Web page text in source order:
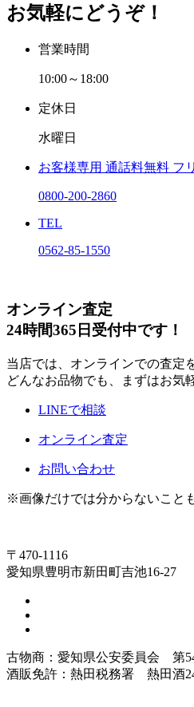
お気軽にどうぞ！
営業時間
10:00～18:00
定休日
水曜日
お客様専用 通話料無料 フ
0800-200-2860
TEL
0562-85-1550
オンライン査定
24時間365日受付中です！
当店では、オンラインでの査定
どんなお品物でも、まずはお気
LINEで相談
オンライン査定
お問い合わせ
※画像だけでは分からないこと
〒470-1116
愛知県豊明市新田町吉池16-27
古物商：愛知県公安委員会 第
酒販免許：熱田税務署 熱田酒